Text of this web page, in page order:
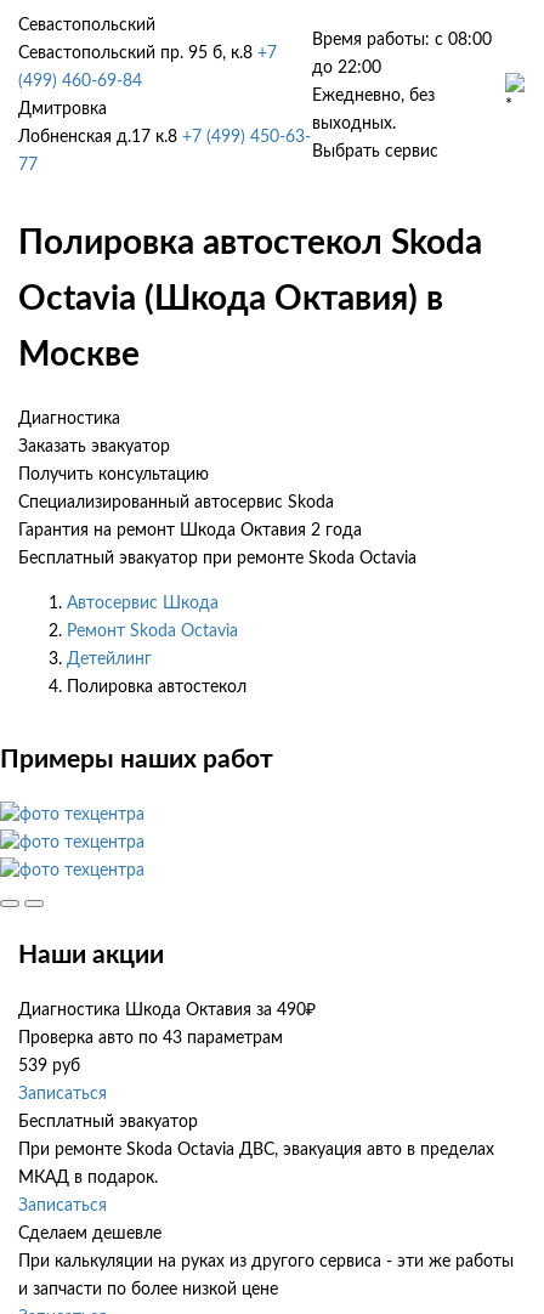
Севастопольский
Севастопольский пр. 95 б, к.8 +7
(499) 460-69-84
Дмитровка
Лобненская д.17 к.8 +7 (499) 450-63-
77
Время работы: с 08:00
до 22:00
Ежедневно, без
выходных.
Выбрать сервис
Полировка автостекол Skoda
Octavia (Шкода Октавия) в
Москве
Диагностика
Заказать эвакуатор
Получить консультацию
Специализированный автосервис Skoda
Гарантия на ремонт Шкода Октавия 2 года
Бесплатный эвакуатор при ремонте Skoda Octavia
Автосервис Шкода
Ремонт Skoda Octavia
Детейлинг
Полировка автостекол
Примеры наших работ
Наши акции
Диагностика Шкода Октавия за 490₽
Проверка авто по 43 параметрам
539 руб
Записаться
Бесплатный эвакуатор
При ремонте Skoda Octavia ДВС, эвакуация авто в пределах
МКАД в подарок.
Записаться
Сделаем дешевле
При калькуляции на руках из другого сервиса - эти же работы
и запчасти по более низкой цене